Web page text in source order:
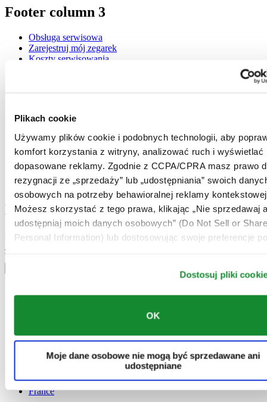
Plikach cookie
Używamy plików cookie i podobnych technologii, aby
komfort korzystania z witryny, analizować ruch i wyświetlać
dopasowane reklamy. Zgodnie z CCPA/CPRA masz prawo
rezygnacji ze „sprzedaży” lub „udostępniania” swoich
osobowych na potrzeby behawioralnej reklamy
Możesz skorzystać z tego prawa, klikając „Nie sprzedawaj
udostępniaj moich danych osobowych” (Do Not Sell or
Personal Information) lub dostosowując swoje preferencje
Dostosuj pliki
OK
Moje dane osobowe nie mogą być sprzedawane ani
udostępniane
Footer column 3
Obsługa serwisowa
Zarejestruj mój zegarek
Koszty serwisowania
Polityka prywatności
Plikach cookie
Warunki Dostawy i Zwrotów
Warunki sprzedaży
Odstąpienie od umowy
Dołącz do klubu CERTINA
Zapisz się, aby otrzymywać najświeższe informacje
Wybierz kraj / region
Chiny
简体中文
Finlandia
France